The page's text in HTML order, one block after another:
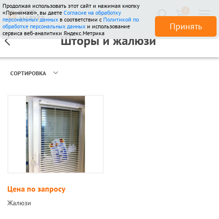
510 отзывов
Продолжая использовать этот сайт и нажимая кнопку
«Принимаю», вы даете Согласие на обработку
персональных данных в соответствии с Политикой по
обработке персональных данных и использование
сервиса веб-аналитики Яндекс.Метрика
Принять
Шторы и жалюзи
СОРТИРОВКА
Цена по запросу
Жалюзи